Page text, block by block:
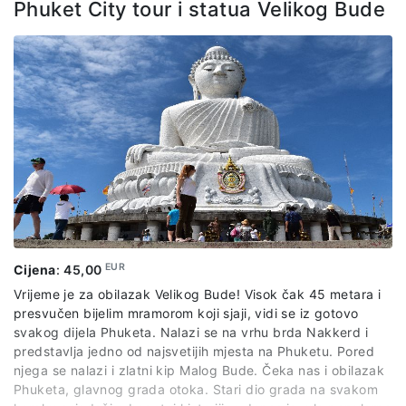
relaciji Meaklong – Banlaem, a sama vožnja traje oko 90
minuta. Polazak na plutajuću pijacu ,,Damnoen Saduak’’. Iza
ne tako poznatog naziva ,,Damnoen Saduak’’ stoji jedna od
najpoznatijih atrakcija Tajlanda – plutajuća pijaca. Na oko
100 km jugoistočno od Bangkoka nalazi se malo trgovačko
mjesto ispresjecano kanalima izgrađenih još u XVIII vijeku. U
duhu starih tajlandskih zemljoradnika, krećući se čamcem
kroz zelenkastu vodu, polako se približavaju trgovci sa
raznolikim ponudama. Starice sa slamnatim šeširima uz
osijmeh nude najrazličitija jela, poslastice i sokove od
egzotičnog voća, na isti način kao i stotinama godina
unazad. Nakon vožnje čamcem imaćemo malo slobodnog
vremena da prošetamo i kopnenim dijelom pijace. Povratak
u hotel u kasnim popodnevnim satima.
stručnog licenciranog vodiča na engleskom jeziku
organizovan prevoz po predviđenom itinereru
vožnju čamcem
ulaznice za sve lokalitete navedene u programu
Phuket City tour i statua Velikog Bude
Cijena:45,00 EUR
Vrijeme je za obilazak Velikog Bude! Visok čak 45 metara i
presvučen bijelim mramorom koji sjaji, vidi se iz gotovo
svakog dijela Phuketa. Nalazi se na vrhu brda Nakkerd i
predstavlja jedno od najsvetijih mjesta na Phuketu. Pored
njega se nalazi i zlatni kip Malog Bude. Čeka nas i obilazak
Phuketa, glavnog grada otoka. Stari dio grada na svakom